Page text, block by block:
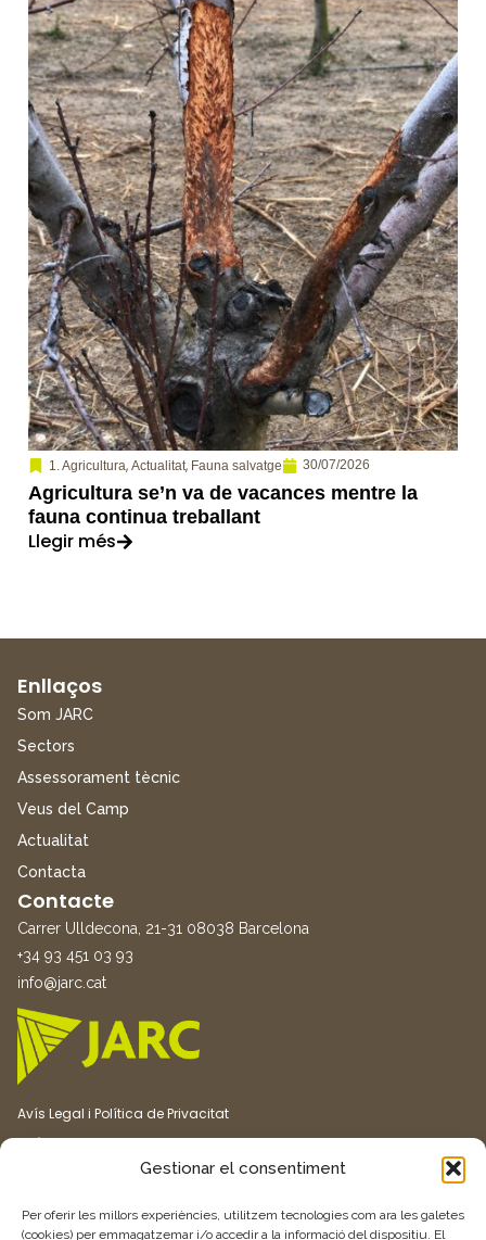
Gestionar el consentiment
Per oferir les millors experiències, utilitzem tecnologies com ara les galetes
(cookies) per emmagatzemar i/o accedir a la informació del dispositiu. El
1. Agricultura, Actualitat, Fauna salvatge 30/07/2026
Agricultura se’n va de vacances mentre la
fauna continua treballant
Llegir més
Enllaços
Som JARC
Sectors
Assessorament tècnic
Veus del Camp
Actualitat
Contacta
Contacte
Carrer Ulldecona, 21-31 08038 Barcelona
+34 93 451 03 93
info@jarc.cat
Avís Legal i Política de Privacitat
Política de Cookies